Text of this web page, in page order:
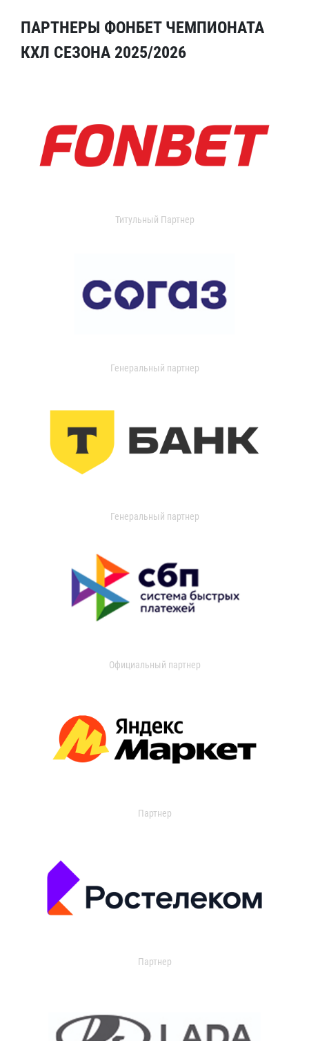
ПАРТНЕРЫ ФОНБЕТ ЧЕМПИОНАТА
КХЛ СЕЗОНА 2025/2026
Титульный Партнер
Генеральный партнер
Генеральный партнер
Официальный партнер
Партнер
Партнер